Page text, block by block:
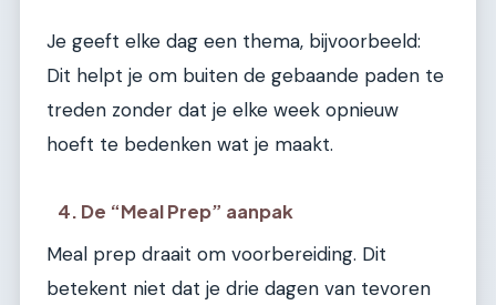
Je geeft elke dag een thema, bijvoorbeeld:
Dit helpt je om buiten de gebaande paden te
treden zonder dat je elke week opnieuw
hoeft te bedenken wat je maakt.
4. De “Meal Prep” aanpak
Meal prep draait om voorbereiding. Dit
betekent niet dat je drie dagen van tevoren